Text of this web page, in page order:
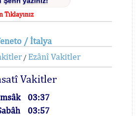
/ İtalya
/ Ezânî Vakitler
Vakitler
03:37
03:57